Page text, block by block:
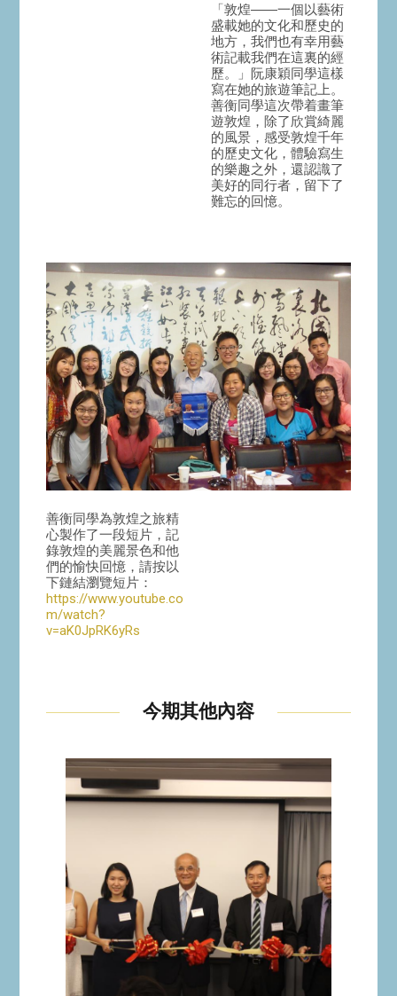
「敦煌――一個以藝術
盛載她的文化和歷史的
地方，我們也有幸用藝
術記載我們在這裏的經
歷。」阮康穎同學這樣
寫在她的旅遊筆記上。
善衡同學這次帶着畫筆
遊敦煌，除了欣賞綺麗
的風景，感受敦煌千年
的歷史文化，體驗寫生
的樂趣之外，還認識了
美好的同行者，留下了
難忘的回憶。
善衡同學為敦煌之旅精
心製作了一段短片，記
錄敦煌的美麗景色和他
們的愉快回憶，請按以
下鏈結瀏覽短片：
https://www.youtube.co
m/watch?
v=aK0JpRK6yRs
今期其他內容